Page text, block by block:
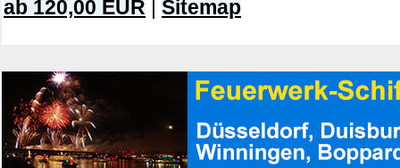
ab 120,00 EUR Sitemap